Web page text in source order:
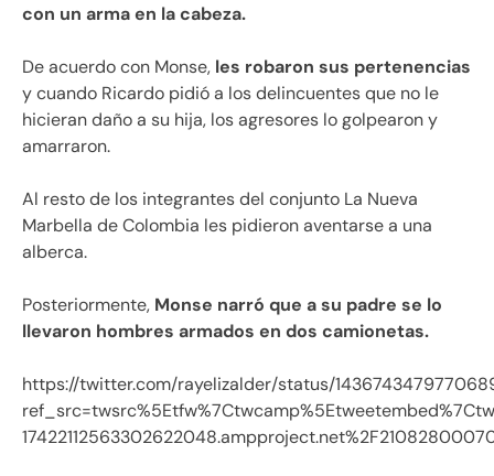
con un arma en la cabeza.
De acuerdo con Monse, les robaron sus pertenencias
y cuando Ricardo pidió a los delincuentes que no le
hicieran daño a su hija, los agresores lo golpearon y
amarraron.
Al resto de los integrantes del conjunto La Nueva
Marbella de Colombia les pidieron aventarse a una
alberca.
Posteriormente, Monse narró que a su padre se lo
llevaron hombres armados en dos camionetas.
https://twitter.com/rayelizalder/status/